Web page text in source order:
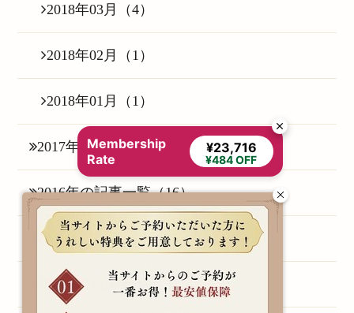
2018年03月（4）
2018年02月（1）
2018年01月（1）
2017年の記事一覧（6）
2016年の記事一覧（16）
2015年の記事一覧（1）
2014年の記事一覧（3）
Membership
Rate
¥23,716
¥484 OFF